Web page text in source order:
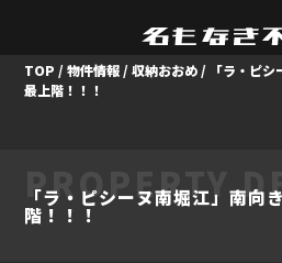
TOP /物件情報 /収納おおめ /
「ラ・ピ
最上階！！！
PROPERTY
「ラ・ピシーヌ南堀江」南向
階！！！